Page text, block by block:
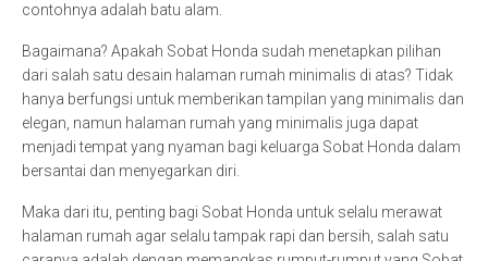
contohnya adalah batu alam.
Bagaimana? Apakah Sobat Honda sudah menetapkan pilihan
dari salah satu desain halaman rumah minimalis di atas? Tidak
hanya berfungsi untuk memberikan tampilan yang minimalis dan
elegan, namun halaman rumah yang minimalis juga dapat
menjadi tempat yang nyaman bagi keluarga Sobat Honda dalam
bersantai dan menyegarkan diri.
Maka dari itu, penting bagi Sobat Honda untuk selalu merawat
halaman rumah agar selalu tampak rapi dan bersih, salah satu